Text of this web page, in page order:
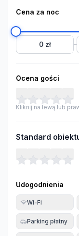
Cena za noc
0 zł –
Ocena gości
Kliknij na lewą lub
Standard
Udogodnienia
Wi-Fi
Parking płatny